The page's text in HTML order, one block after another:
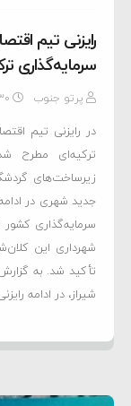
رایزنی تیم
سرمایه‌گذاری
پرتو جنوب
در رایزنی تیم
ترکيه‌ای مطرح
زیرساخت‌های
جدید شهری در
سرمایه‌گذاری
شهرداری این
تأکید شد. به
شیراز، در ادامه‌